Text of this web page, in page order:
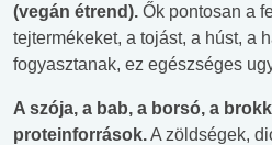
(vegán étrend). Ők pontosan a
tejtermékeket, a tojást, a húst, a
fogyasztanak, ez egészséges
A szója, a bab, a borsó, a
proteinforrások.A zöldségek,